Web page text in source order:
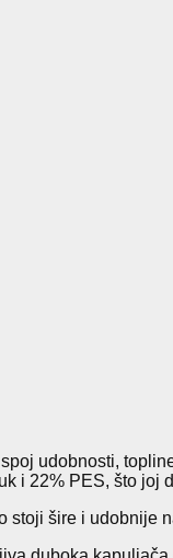
udobnosti,
i 22% PES, što joj
stoji šire i udobnije